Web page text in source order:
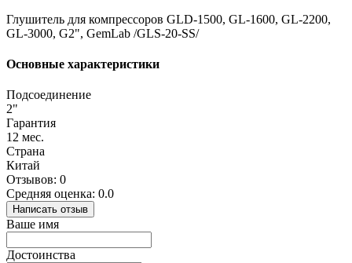
Глушитель для компрессоров GLD-1500, GL-1600, GL-2200,
GL-3000, G2", GemLab /GLS-20-SS/
Основные характеристики
Подсоединение
2"
Гарантия
12 мес.
Страна
Китай
Отзывов: 0
Средняя оценка: 0.0
Написать отзыв
Ваше имя
Достоинства